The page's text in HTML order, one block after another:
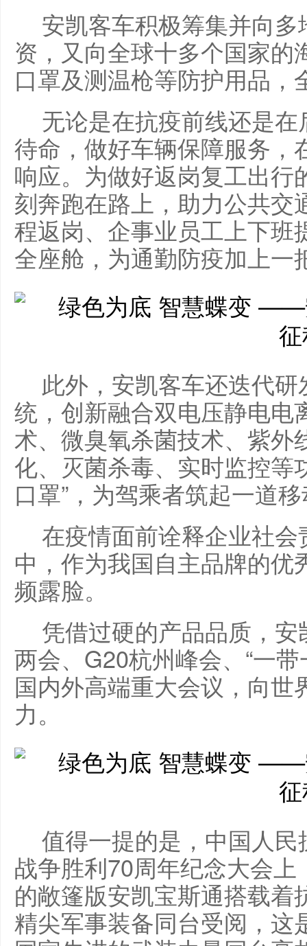
安凯客车积极筹集并向
资，又向全球十多个国家
口罩及测温枪等防护用品
无论是在抗疫前线还是
待命，做好车辆保障服务，
响应。为做好返岗复工出行
刻奔跑在路上，助力公共交
程返岗、企事业员工上下班
全座舱，为通勤防疫加上一
此外，安凯客车还迭代
统，创新融合双电压静电电
术、微臭氧杀菌技术、紫外
化、灭菌杀毒、实时监控等
口罩”，为驾乘者筑起一道
在疫情面前诠释企业社
中，作为我国自主品牌的
频露脸。
凭借过硬的产品品质，
两会、G20杭州峰会、“一
国内外高端重大会议，向世
力。
值得一提的是，中国人
战争胜利70周年纪念大会
的敞篷版安凯宝斯通搭载
精尖军事装备同台受阅，这